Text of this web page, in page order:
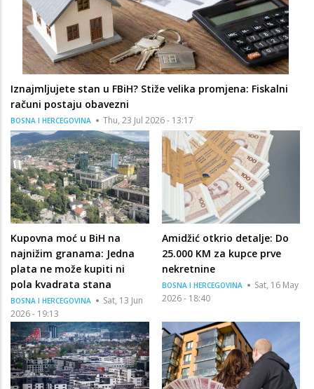
Iznajmljujete stan u FBiH? Stiže velika promjena: Fiskalni
računi postaju obavezni
BOSNA I HERCEGOVINA Thu, 23 Jul 2026 - 13:17
Kupovna moć u BiH na
najnižim granama: Jedna
plata ne može kupiti ni
pola kvadrata stana
BOSNA I HERCEGOVINA
Sat, 13 Jun
2026 - 19:13
Amidžić otkrio detalje: Do
25.000 KM za kupce prve
nekretnine
BOSNA I HERCEGOVINA
Sat, 16 May
2026 - 18:40